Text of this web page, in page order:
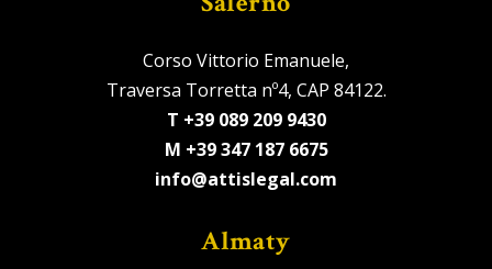
Corso Vittorio Emanuele,
Traversa Torretta nº4, CAP 84122.
T +39 089 209 9430
M +39 347 187 6675
info@attislegal.com
Almaty